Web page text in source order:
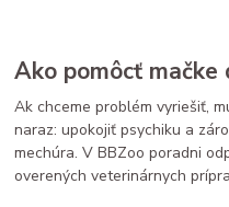
Ako pomôcť mačke
Ak chceme problém vyriešiť,
naraz: upokojiť psychiku a
mechúra. V BBZoo poradni
overených veterinárnych